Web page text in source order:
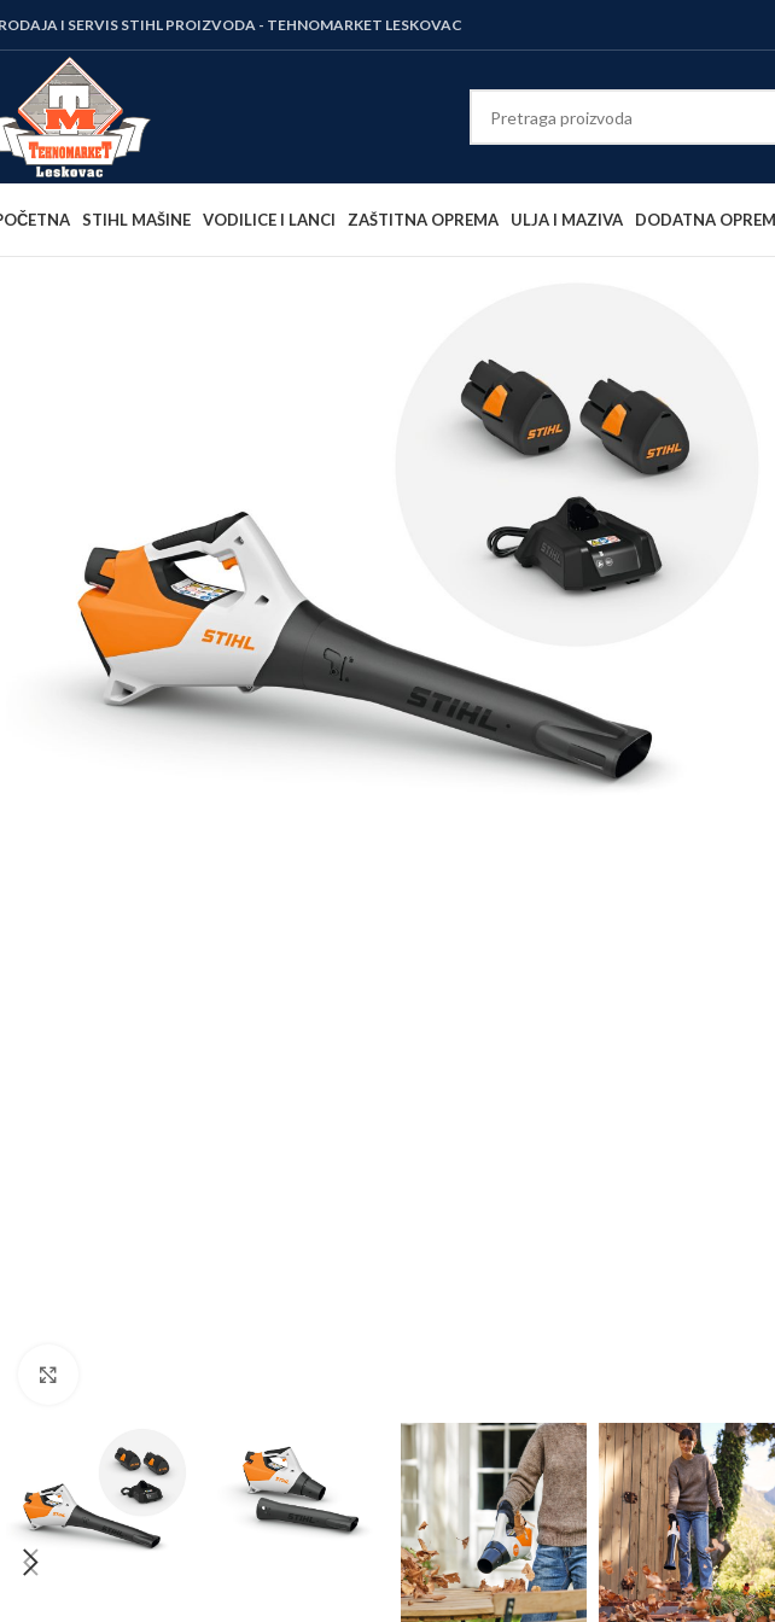
I SERVIS STIHL PROIZVODA - TEHNOMARKET LESKOVAC
STIHL MAŠINE VODILICE I LANCI ZAŠTITNA OPREMA ULJA I MAZIVA DODATNA